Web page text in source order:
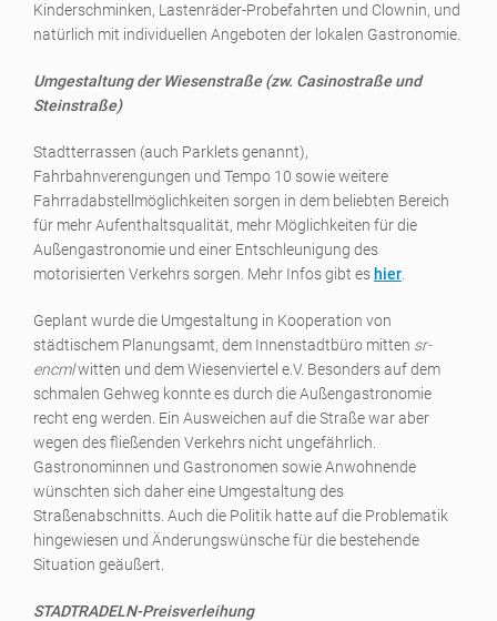
Kinderschminken, Lastenräder-Probefahrten und Clownin, und
natürlich mit individuellen Angeboten der lokalen Gastronomie.
Umgestaltung der Wiesenstraße (zw. Casinostraße und
Steinstraße)
Stadtterrassen (auch Parklets genannt),
Fahrbahnverengungen und Tempo 10 sowie weitere
Fahrradabstellmöglichkeiten sorgen in dem beliebten Bereich
für mehr Aufenthaltsqualität, mehr Möglichkeiten für die
Außengastronomie und einer Entschleunigung des
motorisierten Verkehrs sorgen. Mehr Infos gibt es hier
Geplant wurde die Umgestaltung in Kooperation von
städtischem Planungsamt, dem Innenstadtbüro mitten sr-
encmlwitten und dem Wiesenviertel e.V. Besonders auf dem
schmalen Gehweg konnte es durch die Außengastronomie
recht eng werden. Ein Ausweichen auf die Straße war aber
wegen des fließenden Verkehrs nicht ungefährlich.
Gastronominnen und Gastronomen sowie Anwohnende
wünschten sich daher eine Umgestaltung des
Straßenabschnitts. Auch die Politik hatte auf die Problematik
hingewiesen und Änderungswünsche für die bestehende
Situation geäußert.
STADTRADELN-Preisverleihung